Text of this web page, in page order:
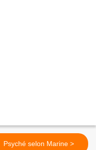
Psyché selon Marine >